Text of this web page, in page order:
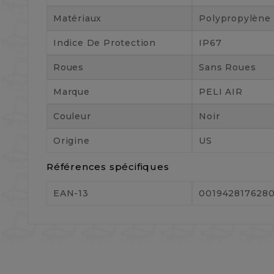
Matériaux Polypropylène
Indice De Protection IP67
Roues Sans Roues
Marque PELI AIR
Couleur Noir
Origine US
Références spécifiques
EAN-13